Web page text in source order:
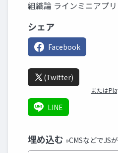
組織論 ラインミニアプリ
シェア
Facebook
(Twitter)
または
LINE
埋め込む »CMSなどでJS